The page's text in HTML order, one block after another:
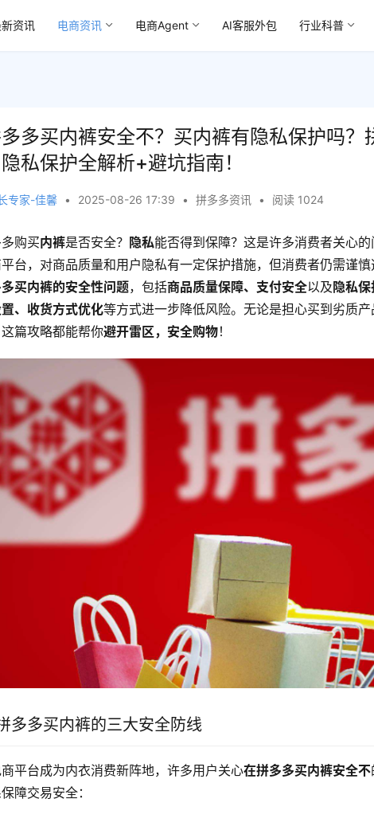
资讯 电商资讯 电商Agent AI客服外包 行业科普
多买内裤安全不？买内裤有隐私保护吗？
私保护全解析+避坑指南！
专家-佳馨 • 2025-08-26 17:39 • 拼多多资讯 • 阅读 1024
购买内裤是否安全？ 隐私能否得到保障？这是许多消费者关心
台，对商品质量和用户隐私有一定保护措施，但消费者仍需谨
买内裤的安全性问题，包括商品质量保障、支付安全以及隐私保
、收货方式优化等方式进一步降低风险。无论是担心买到劣质
篇攻略都能帮你避开雷区，安全购物！
多多买内裤的三大安全防线
平台成为内衣消费新阵地，许多用户关心在拼多多买内裤安全不
保障交易安全：